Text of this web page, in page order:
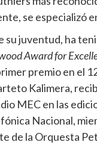
se especializó
su juventud, ha
Award for
premio en el
Kalimera,
MEC en las
Nacional,
de la Orquesta